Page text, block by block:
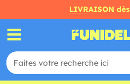
LIVRAISON dès